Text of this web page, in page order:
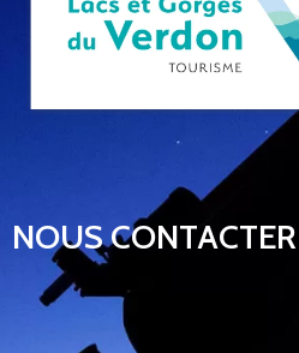
NOUS CONTACTER